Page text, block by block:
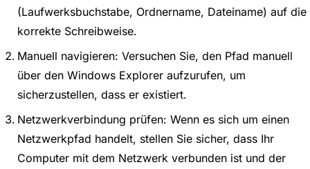
(Laufwerksbuchstabe, Ordnername, Dateiname) auf die
korrekte Schreibweise.
Manuell navigieren: Versuchen Sie, den Pfad manuell
über den Windows Explorer aufzurufen, um
sicherzustellen, dass er existiert.
Netzwerkverbindung prüfen: Wenn es sich um einen
Netzwerkpfad handelt, stellen Sie sicher, dass Ihr
Computer mit dem Netzwerk verbunden ist und der